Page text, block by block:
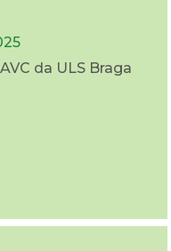
da ULS Braga